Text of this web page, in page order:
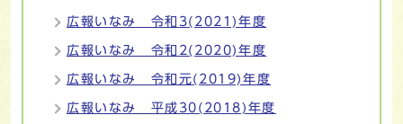
広報いなみ 令和3(2021)年度
広報いなみ 令和2(2020)年度
広報いなみ 令和元(2019)年度
広報いなみ 平成30(2018)年度